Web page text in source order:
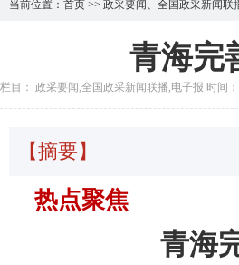
当前位置： 首页 >> 政采要闻 、 全国政采新闻联
青海完
栏目： 政采要闻,全国政采新闻联播,电子报 时间
【摘要】
热点聚焦
青海